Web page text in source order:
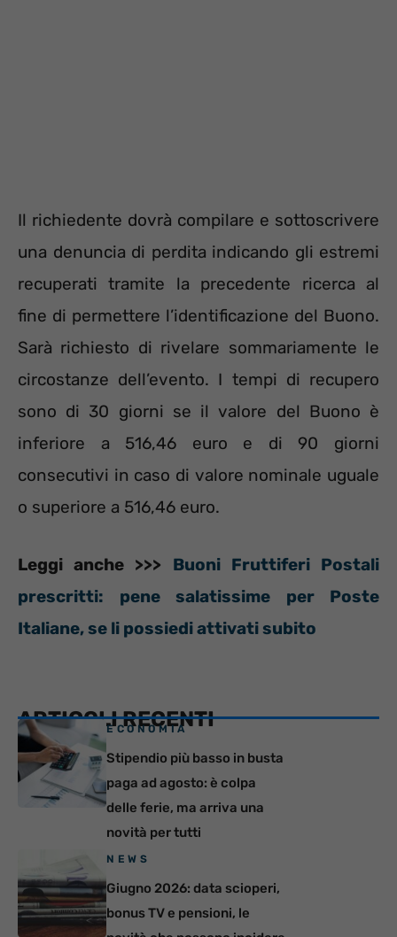
Il richiedente dovrà compilare e sottoscrivere
una denuncia di perdita indicando gli estremi
recuperati tramite la precedente ricerca al
fine di permettere l’identificazione del Buono.
Sarà richiesto di rivelare sommariamente le
circostanze dell’evento. I tempi di recupero
sono di 30 giorni se il valore del Buono è
inferiore a 516,46 euro e di 90 giorni
consecutivi in caso di valore nominale uguale
o superiore a 516,46 euro.
Leggi anche >>> Buoni Fruttiferi Postali
prescritti: pene salatissime per Poste
Italiane, se li possiedi attivati subito
ARTICOLI RECENTI
ECONOMIA
Stipendio più basso in busta
paga ad agosto: è colpa
delle ferie, ma arriva una
novità per tutti
NEWS
Giugno 2026: data scioperi,
bonus TV e pensioni, le